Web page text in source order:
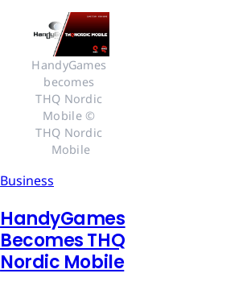
HandyGames
becomes
THQ Nordic
Mobile ©
THQ Nordic
Mobile
Business
HandyGames
Becomes THQ
Nordic Mobile